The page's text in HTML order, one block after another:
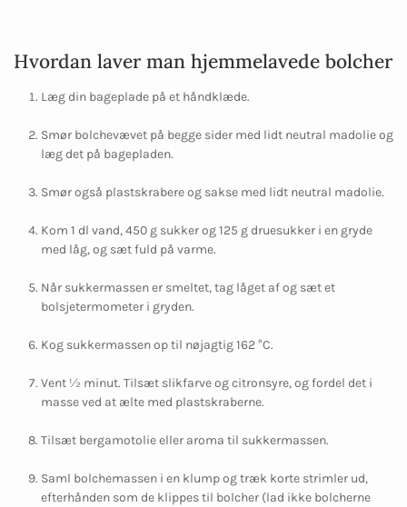
Hvordan laver man hjemmelavede bolcher
Læg din bageplade på et håndklæde.
Smør bolchevævet på begge sider med lidt neutral madolie og
læg det på bagepladen.
Smør også plastskrabere og sakse med lidt neutral madolie.
Kom 1 dl vand, 450 g sukker og 125 g druesukker i en gryde
med låg, og sæt fuld på varme.
Når sukkermassen er smeltet, tag låget af og sæt et
bolsjetermometer i gryden.
Kog sukkermassen op til nøjagtig 162 °C.
Vent ½ minut. Tilsæt slikfarve og citronsyre, og fordel det i
masse ved at ælte med plastskraberne.
Tilsæt bergamotolie eller aroma til sukkermassen.
Saml bolchemassen i en klump og træk korte strimler ud,
efterhånden som de klippes til bolcher (lad ikke bolcherne